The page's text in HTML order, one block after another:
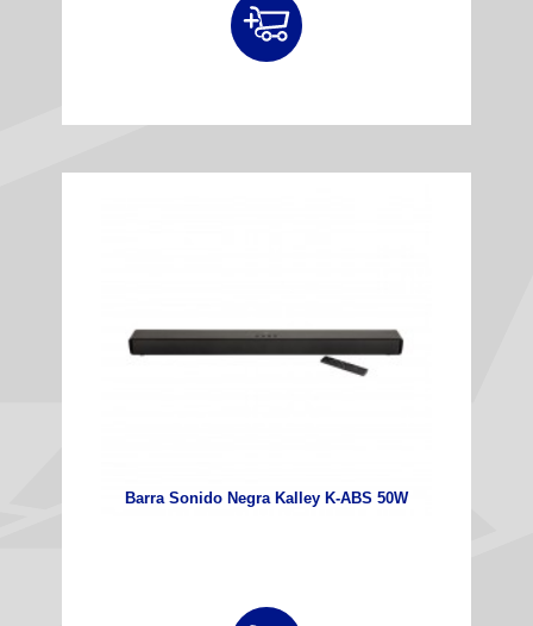
Barra Sonido Negra Kalley K‑ABS 50W